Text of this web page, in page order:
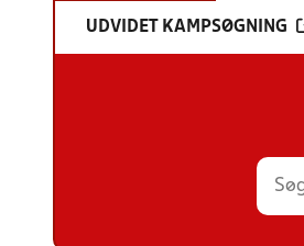
UDVIDET KAMPSØGNING